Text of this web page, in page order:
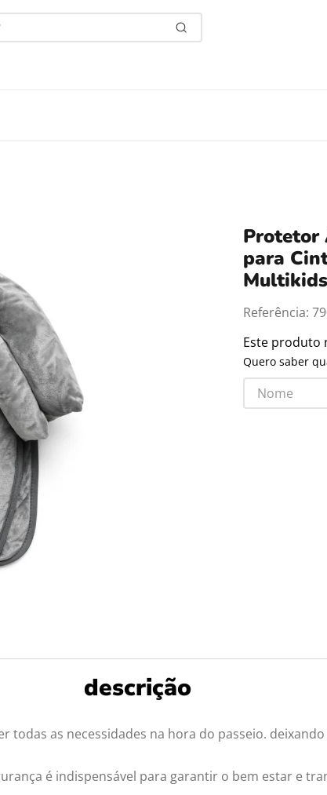
Protetor
para
Referência:
Este produto
Quero saber
todas as necessidades na hora do passeio.
é indispensável para garantir o bem estar e